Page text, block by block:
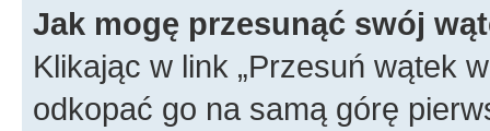
Jak mogę przesunąć swój
Klikając w link „Przesuń wątek
odkopać go na samą górę